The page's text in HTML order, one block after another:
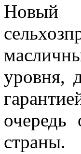
Новый
уровня,
очередь
страны.